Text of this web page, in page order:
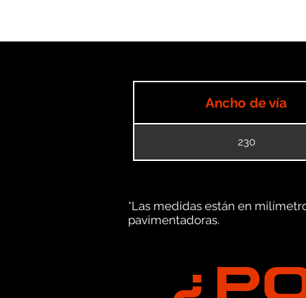
Ancho de vía
230
*Las medidas están en
pavimentadoras.